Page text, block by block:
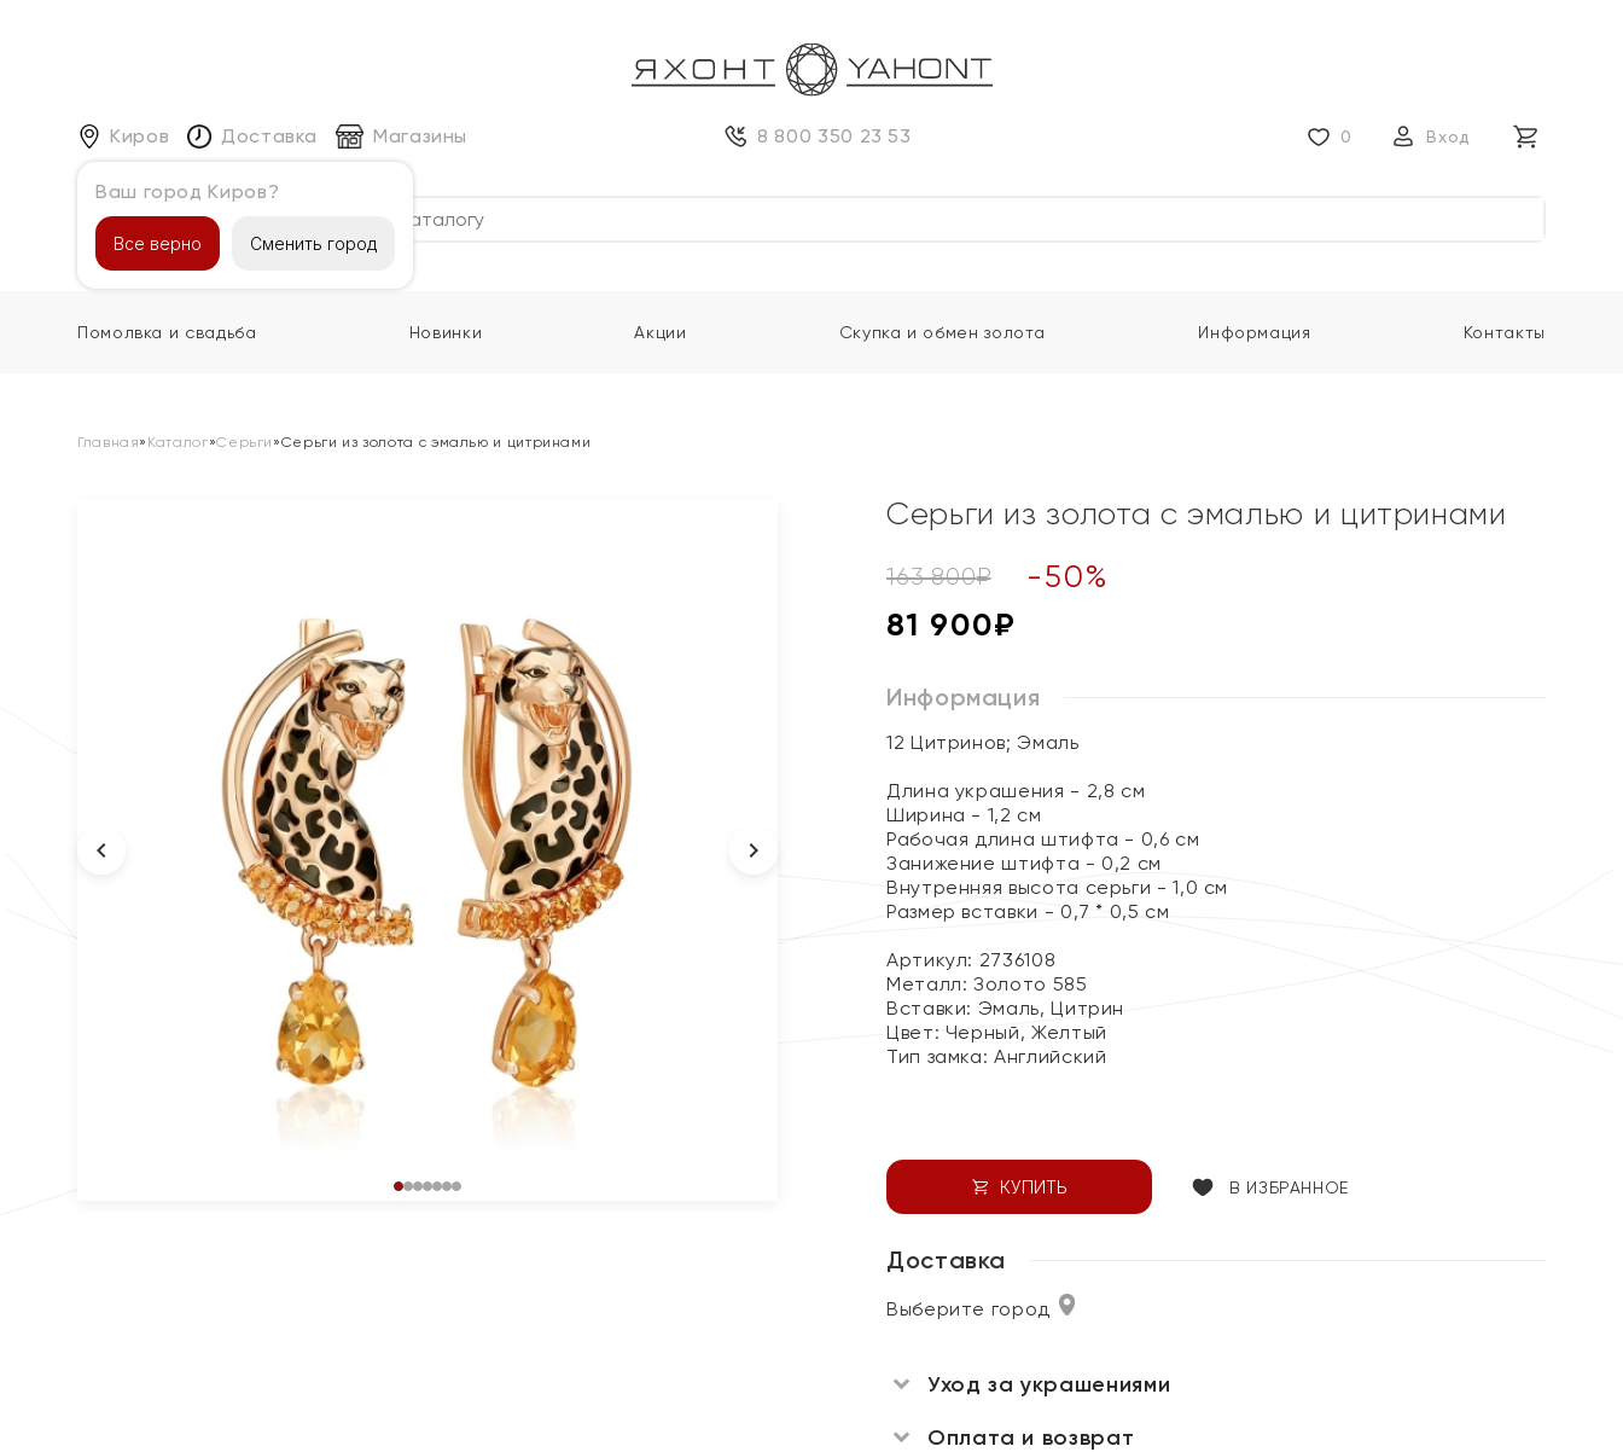
Киров
Ваш город Киров?
Все верно Сменить город
Доставка Магазины 8 800 350 23 53 0 Вход
Каталог
Помолвка и свадьба Новинки Акции Скупка и обмен золота Информация Контакты
Главная» Каталог»Серьги »Серьги из золота с эмалью и цитринами
Серьги из золота с эмалью и цитринами
163 800₽ -50%
81 900₽
Информация
12 Цитринов; Эмаль
Длина украшения - 2,8 см
Ширина - 1,2 см
Рабочая длина штифта - 0,6 см
Занижение штифта - 0,2 см
Внутренняя высота серьги - 1,0 см
Размер вставки - 0,7 * 0,5 см
Артикул: 2736108
Металл:Золото 585
Вставки: Эмаль, Цитрин
Цвет: Черный, Желтый
Тип замка:Английский
КУПИТЬ В ИЗБРАННОЕ
Доставка
Выберите город
Уход за украшениями
Оплата и возврат